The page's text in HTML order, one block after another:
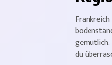
gemütlich.
du